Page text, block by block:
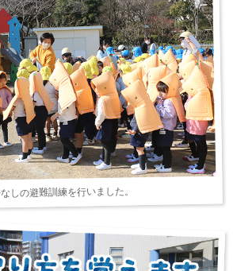
しの避難訓練を行いました。